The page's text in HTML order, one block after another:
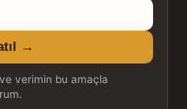
→
verimin bu amaçla